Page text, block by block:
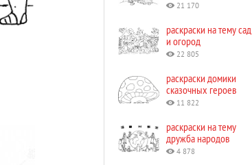
21 170
раскраски на тему сад
и огород
22 805
раскраски домики
сказочных героев
11 822
раскраски на тему
дружба народов
4 878